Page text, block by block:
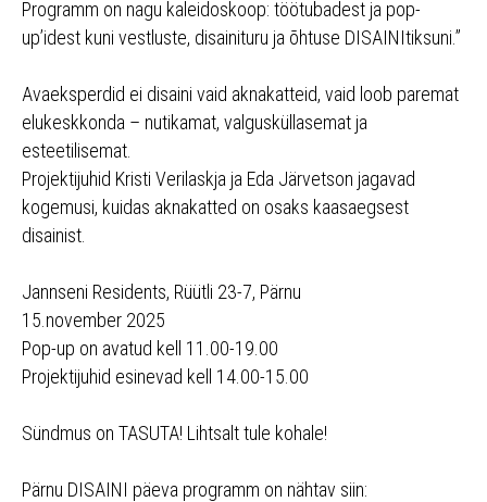
Programm on nagu kaleidoskoop: töötubadest ja pop-
up’idest kuni vestluste, disainituru ja õhtuse DISAINItiksuni.”
Avaeksperdid ei disaini vaid aknakatteid, vaid loob paremat
elukeskkonda – nutikamat, valgusküllasemat ja
esteetilisemat.
Projektijuhid Kristi Verilaskja ja Eda Järvetson jagavad
kogemusi, kuidas aknakatted on osaks kaasaegsest
disainist.
Jannseni Residents, Rüütli 23-7, Pärnu
15.november 2025
Pop-up on avatud kell 11.00-19.00
Projektijuhid esinevad kell 14.00-15.00
Sündmus on TASUTA! Lihtsalt tule kohale!
Pärnu DISAINI päeva programm on nähtav siin: